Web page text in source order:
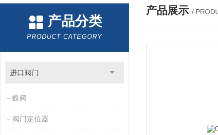
产品分类
PRODUCT CATEGORY
进口阀门
蝶阀
阀门定位器
产品展示 /